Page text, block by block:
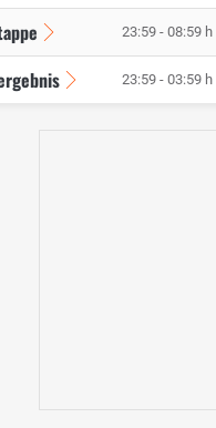
23:59 - 08:59 h
23:59 - 03:59 h